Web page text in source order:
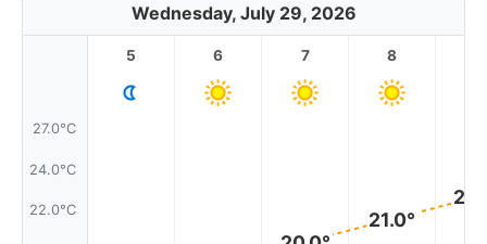
Wednesday, July 29, 2026
27.0°C
24.0°C
22.0°C
5 6 7 8
21.0°